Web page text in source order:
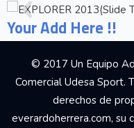
Your Add Here !!
© 2017 Un Equipo
Comercial Udesa Sport.
derechos de
everardoherrera.com, su